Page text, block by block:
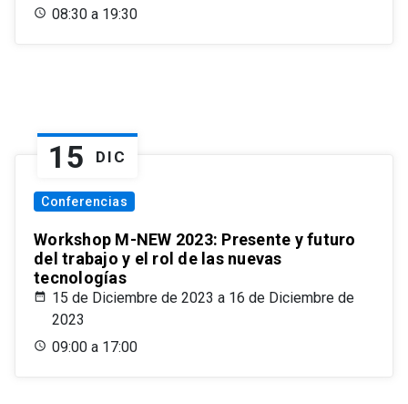
08:30 a 19:30
15 DIC
Conferencias
Workshop M-NEW 2023: Presente y futuro
del trabajo y el rol de las nuevas
tecnologías
15 de Diciembre de 2023 a 16 de Diciembre de
2023
09:00 a 17:00